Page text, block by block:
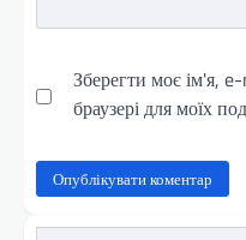
Зберегти моє ім'я,
браузері для моїх